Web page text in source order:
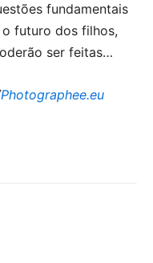
fundamentais
futuro dos filhos,
ser feitas…
Photographee.eu